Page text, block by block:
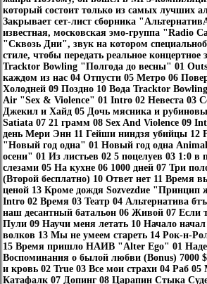
который состоит только из самых лучших
Закрывает сет-лист сборника
известная, московская эмо-группа "Radio
"Сквозь Дни", звук на котором
стиле, чтобы передать реальное
Tracktor Bowling "Полгода до весны" 01
каждом из нас 04 Отпусти 05 Метро 06
Холодней 09 Поздно 10 Вода Tracktor
Air "Sex & Violence" 01 Intro 02 Невеста 03
Джекил и Хайд 05 Дочь мясника и
Satiata 07 21 грамм 08 Sex And Violence 09
день Мери Энн 11 Гейши ниндзя убийцы 12
"Новый год одна" 01 Новый год одна
осени" 01 Из листьев 02 5 поцелуев 03 1:0 в
слезами 05 На кухне 06 1000 дней 07 Три
(Второй бесплатно) 10 Ответ нет 11 Время
ценой 13 Кроме дождя Sozvezdие "Принцип
Intro 02 Время 03 Театр 04 Альтернатива
наш десантный батальон 06 Живой 07 Если
Пули 09 Научи меня летать 10 Начало
волков 13 Мы не умеем стареть 14 Рок-н-
15 Время пришло НАИВ "Alter Ego" 01
Воспоминания о былой любви (Bonus) 7000
и кровь 02 True 03 Все мои страхи 04 Раб
Катафалк 07 Допинг 08 Царапин Стыка